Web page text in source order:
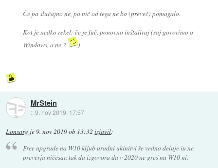
Če pa slučajno ne, pa nič od tega ne bo (preveč) pomagalo.
Kot je nedko rekel: če je fuč, ponovno inštaliraj (saj govorimo o
Windows, a ne ?
)
MrStein
::9. nov 2019, 17:57
Lonsarg je9. nov 2019 ob 13:32 izjavil:
Free upgrade na W10 kljub uradni ukinitvi še vedno deluje in ne
preverja ničesar, tak da izgovora da v 2020 ne greš na W10 ni.